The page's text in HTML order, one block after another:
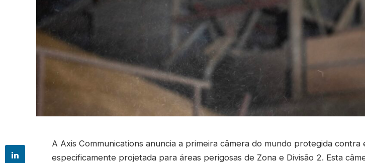
A Axis Communications anuncia a primeira câmera do mundo protegida contra
especificamente projetada para áreas perigosas de Zona e Divisão 2. Esta